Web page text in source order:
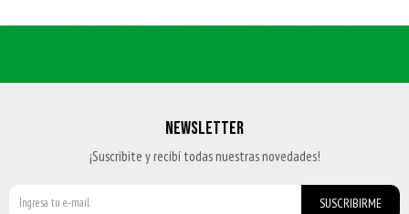
NEWSLETTER
¡Suscribite y recibí todas nuestras novedades!
SUSCRIBIRME